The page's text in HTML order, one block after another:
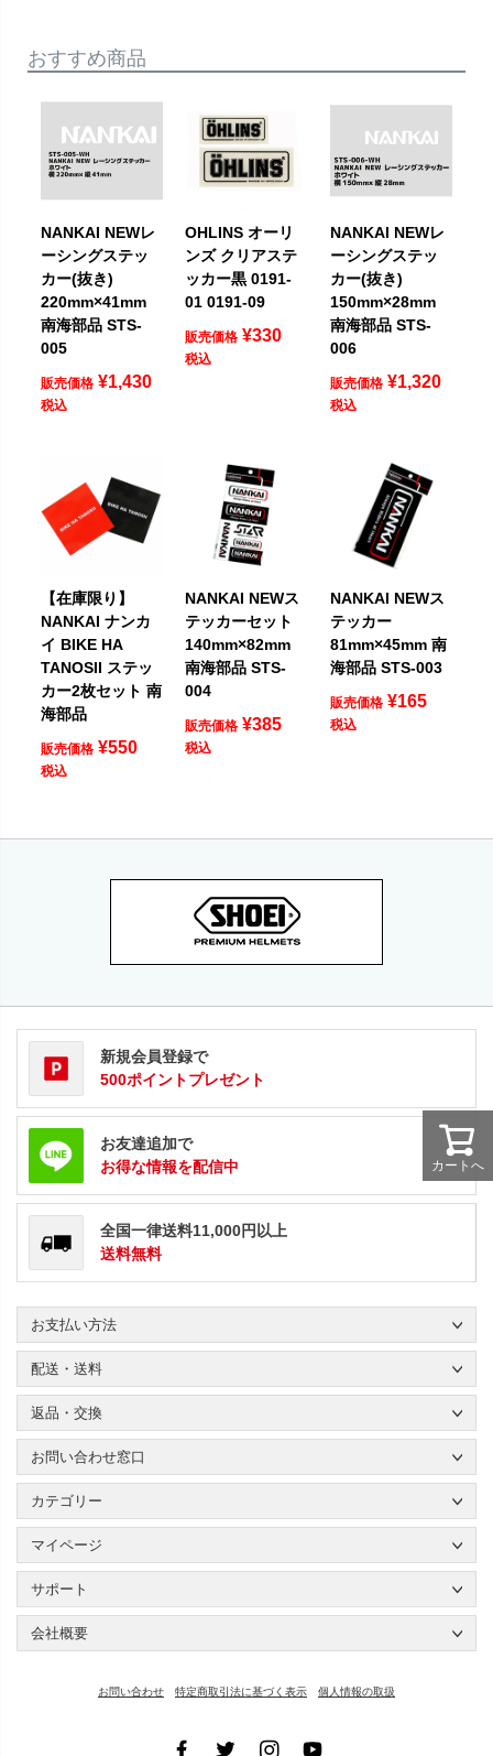
おすすめ商品
NANKAI NEWレ
ーシングステッ
カー(抜き)
220mm×41mm
南海部品 STS-
005
販売価格 ¥1,430
税込
OHLINS オーリ
ンズ クリアステ
ッカー黒 0191-
01 0191-09
販売価格 ¥330
税込
NANKAI NEWレ
ーシングステッ
カー(抜き)
150mm×28mm
南海部品 STS-
006
販売価格 ¥1,320
税込
【在庫限り】
NANKAI ナンカ
イ BIKE HA
TANOSII ステッ
カー2枚セット 南
海部品
販売価格 ¥550
税込
NANKAI NEWス
テッカーセット
140mm×82mm
南海部品 STS-
004
販売価格 ¥385
税込
NANKAI NEWス
テッカー
81mm×45mm 南
海部品 STS-003
販売価格 ¥165
税込
カートへ
新規会員登録で
500ポイントプレゼント
お友達追加で
お得な情報を配信中
全国一律送料11,000円以上
送料無料
お支払い方法
配送・送料
返品・交換
お問い合わせ窓口
カテゴリー
マイページ
サポート
会社概要
お問い合わせ 特定商取引法に基づく表示 個人情報の取扱